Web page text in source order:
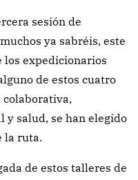
sesión de
ya sabréis, este
los expedicionarios
de estos cuatro
colaborativa,
salud, se han elegido
la ruta.
de estos talleres de